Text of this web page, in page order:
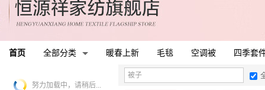
首页 全部分类 暖春上新 毛毯 空调被 四季套
努力加载中，请稍后...